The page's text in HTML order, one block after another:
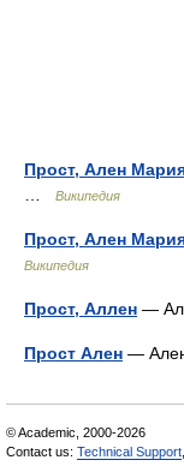
Прост, Ален
Википедия
Прост, Ален
Википедия
Прост, Аллен —
Прост Ален —
© Academic, 2000-2026
Contact us: Technical Support